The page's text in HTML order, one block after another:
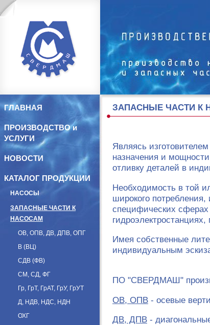
ГЛАВНАЯ
ПРОИЗВОДСТВО и
УСЛУГИ
НОВОСТИ
КАТАЛОГ ПРОДУКЦИИ
НАСОСЫ
ЗАПАСНЫЕ ЧАСТИ К
НАСОСАМ
ОВ, ОПВ, ДВ, ДПВ, ОПГ
В (ВЦ)
СДВ (ФВ)
СМ, СД, ФГ
Гр, ГрТ, ГрАТ, ГрУ, ГрУТ
Д, НДВ, НДС, НДН
ОХГ
ЗАПАСНЫЕ ЧАСТИ К
Являясь
назначения и
отливку деталей в
Необходимость в той
широкого
специфических
Имея собственные
индивидуальным
ПО "СВЕРДМАШ"
ОВ, ОПВ - осевые
ДВ, ДПВ -